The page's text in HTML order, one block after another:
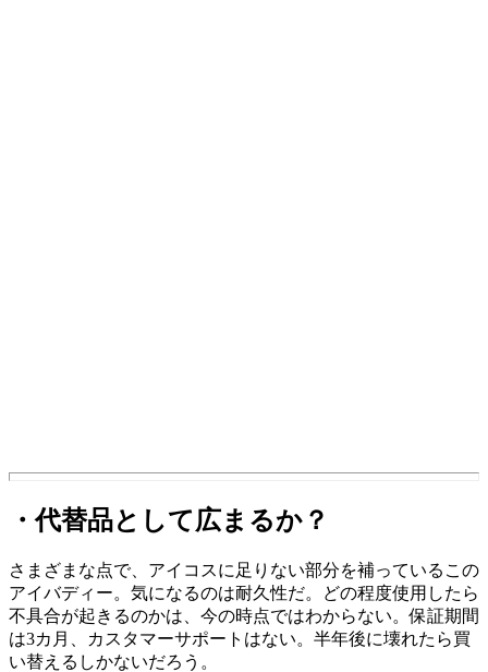
・代替品として広まるか？
さまざまな点で、アイコスに足りない部分を補っているこの
アイバディー。気になるのは耐久性だ。どの程度使用したら
不具合が起きるのかは、今の時点ではわからない。保証期間
は3カ月、カスタマーサポートはない。半年後に壊れたら買
い替えるしかないだろう。